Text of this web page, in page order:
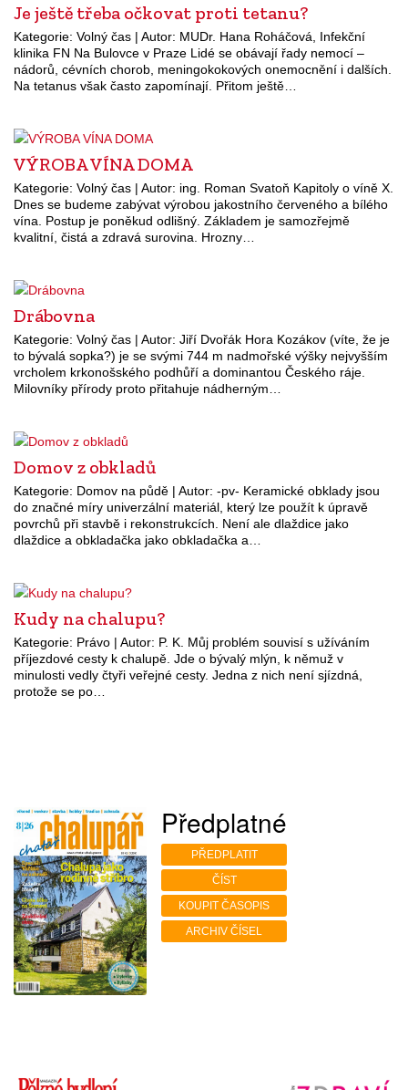
Je ještě třeba očkovat proti tetanu?
Kategorie: Volný čas | Autor: MUDr. Hana Roháčová, Infekční
klinika FN Na Bulovce v Praze Lidé se obávají řady nemocí –
nádorů, cévních chorob, meningokokových onemocnění i dalších.
Na tetanus však často zapomínají. Přitom ještě…
VÝROBA VÍNA DOMA
Kategorie: Volný čas | Autor: ing. Roman Svatoň Kapitoly o víně X.
Dnes se budeme zabývat výrobou jakostního červeného a bílého
vína. Postup je poněkud odlišný. Základem je samozřejmě
kvalitní, čistá a zdravá surovina. Hrozny…
Drábovna
Kategorie: Volný čas | Autor: Jiří Dvořák Hora Kozákov (víte, že je
to bývalá sopka?) je se svými 744 m nadmořské výšky nejvyšším
vrcholem krkonošského podhůří a dominantou Českého ráje.
Milovníky přírody proto přitahuje nádherným…
Domov z obkladů
Kategorie: Domov na půdě | Autor: -pv- Keramické obklady jsou
do značné míry univerzální materiál, který lze použít k úpravě
povrchů při stavbě i rekonstrukcích. Není ale dlaždice jako
dlaždice a obkladačka jako obkladačka a…
Kudy na chalupu?
Kategorie: Právo | Autor: P. K. Můj problém souvisí s užíváním
příjezdové cesty k chalupě. Jde o bývalý mlýn, k němuž v
minulosti vedly čtyři veřejné cesty. Jedna z nich není sjízdná,
protože se po…
Předplatné
PŘEDPLATIT
ČÍST
KOUPIT ČASOPIS
ARCHIV ČÍSEL